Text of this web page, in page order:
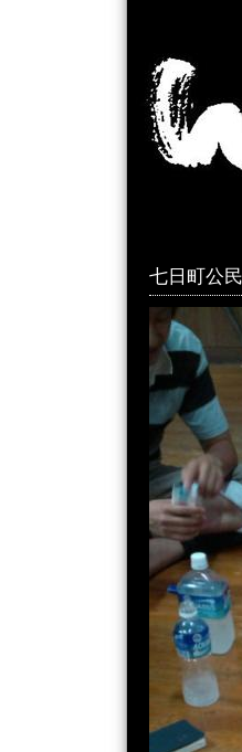
七日町公